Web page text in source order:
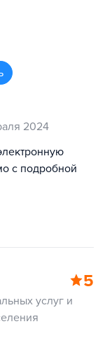
2024
с подробной
5
услуг и